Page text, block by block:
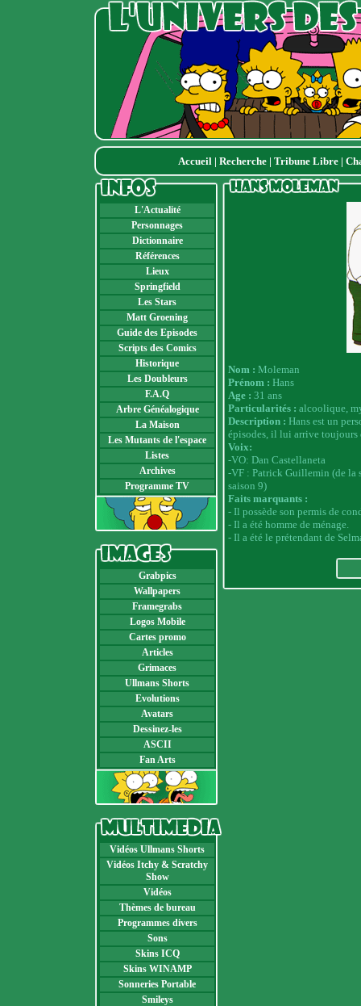
Accueil| Recherche| Tribune Libre |
L'Actualité
Personnages
Dictionnaire
Références
Lieux
Springfield
Les Stars
Matt Groening
Guide des Episodes
Scripts des Comics
Historique
Les Doubleurs
F.A.Q
Arbre Généalogique
La Maison
Les Mutants de l'espace
Listes
Archives
Programme TV
Grabpics
Wallpapers
Framegrabs
Logos Mobile
Cartes promo
Articles
Grimaces
Ullmans Shorts
Evolutions
Avatars
Dessinez-les
ASCII
Fan Arts
Vidéos Ullmans Shorts
Vidéos Itchy & Scratchy
Show
Vidéos
Thèmes de bureau
Programmes divers
Sons
Skins ICQ
Skins WINAMP
Sonneries Portable
Smileys
Nom : Moleman
Prénom : Hans
Age : 31 ans
Particularités : alcoolique,
Description : Hans est un
épisodes, il lui arrive toujours
Voix:
-VO: Dan Castellaneta
-VF : Patrick Guillemin (de la
saison 9)
Faits marquants :
- Il possède son permis de
- Il a été homme de ménage.
- Il a été le prétendant de